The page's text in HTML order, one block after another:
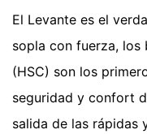
El Levante es el
sopla con fuerza,
(HSC) son los
seguridad y confort
salida de las rápidas